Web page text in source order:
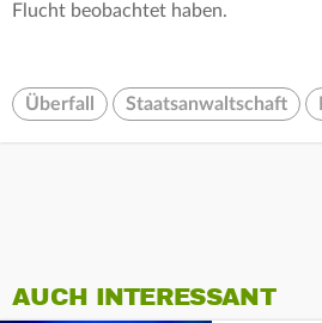
Flucht beobachtet haben.
Überfall Staatsanwaltschaft
AUCH INTERESSANT